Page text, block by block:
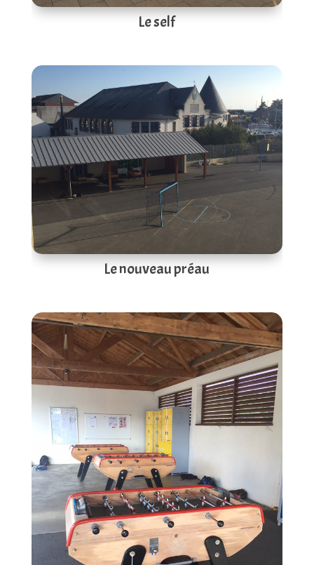
Le self
Le nouveau préau